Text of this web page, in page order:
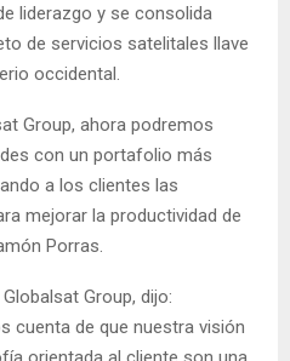
liderazgo y se consolida
de servicios satelitales llave
occidental.
Group, ahora podremos
con un portafolio más
a los clientes las
mejorar la productividad de
Porras.
Group, dijo:
cuenta de que nuestra visión